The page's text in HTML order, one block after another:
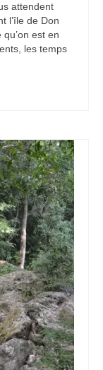
attendent
l’île de Don
est en
les temps